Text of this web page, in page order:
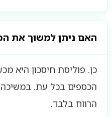
האם ניתן למשוך את
כן. פוליסת חיסכון היא
הכספים בכל עת. במשיכה
הרווח בלבד.